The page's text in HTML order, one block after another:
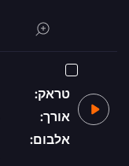
טראק:
אורך:
אלבום: